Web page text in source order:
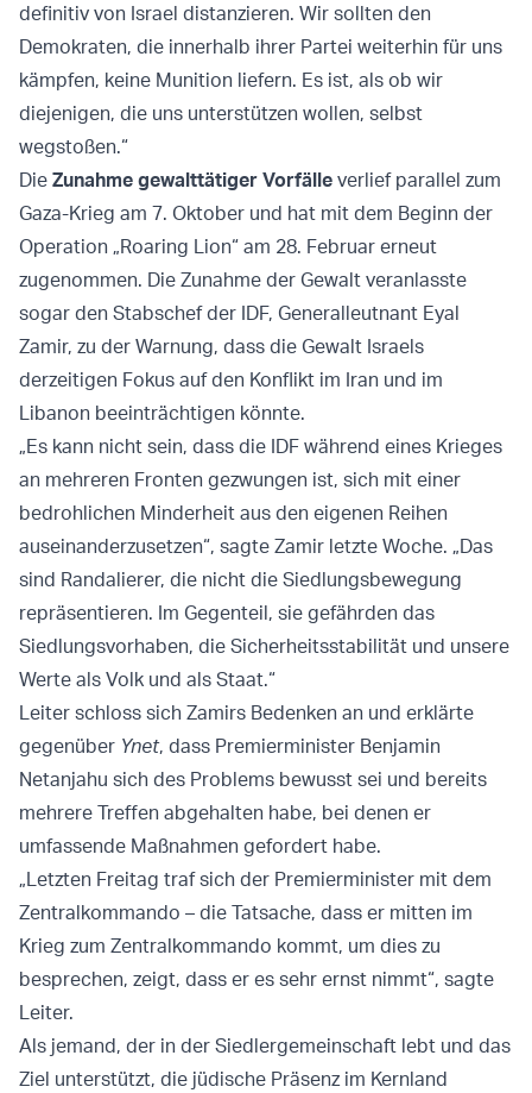
definitiv von Israel distanzieren. Wir sollten den
Demokraten, die innerhalb ihrer Partei weiterhin für uns
kämpfen, keine Munition liefern. Es ist, als ob wir
diejenigen, die uns unterstützen wollen, selbst
wegstoßen.“
Die Zunahme gewalttätiger Vorfälle verlief parallel zum
Gaza-Krieg am 7. Oktober und hat mit dem Beginn der
Operation „Roaring Lion“ am 28. Februar erneut
zugenommen. Die Zunahme der Gewalt veranlasste
sogar den Stabschef der IDF, Generalleutnant Eyal
Zamir, zu der Warnung, dass die Gewalt Israels
derzeitigen Fokus auf den Konflikt im Iran und im
Libanon beeinträchtigen könnte.
„Es kann nicht sein, dass die IDF während eines Krieges
an mehreren Fronten gezwungen ist, sich mit einer
bedrohlichen Minderheit aus den eigenen Reihen
auseinanderzusetzen“, sagte Zamir letzte Woche. „Das
sind Randalierer, die nicht die Siedlungsbewegung
repräsentieren. Im Gegenteil, sie gefährden das
Siedlungsvorhaben, die Sicherheitsstabilität und unsere
Werte als Volk und als Staat.“
Leiter schloss sich Zamirs Bedenken an und erklärte
gegenüber Ynet, dass Premierminister Benjamin
Netanjahu sich des Problems bewusst sei und bereits
mehrere Treffen abgehalten habe, bei denen er
umfassende Maßnahmen gefordert habe.
„Letzten Freitag traf sich der Premierminister mit dem
Zentralkommando – die Tatsache, dass er mitten im
Krieg zum Zentralkommando kommt, um dies zu
besprechen, zeigt, dass er es sehr ernst nimmt“, sagte
Leiter.
Als jemand, der in der Siedlergemeinschaft lebt und das
Ziel unterstützt, die jüdische Präsenz im Kernland